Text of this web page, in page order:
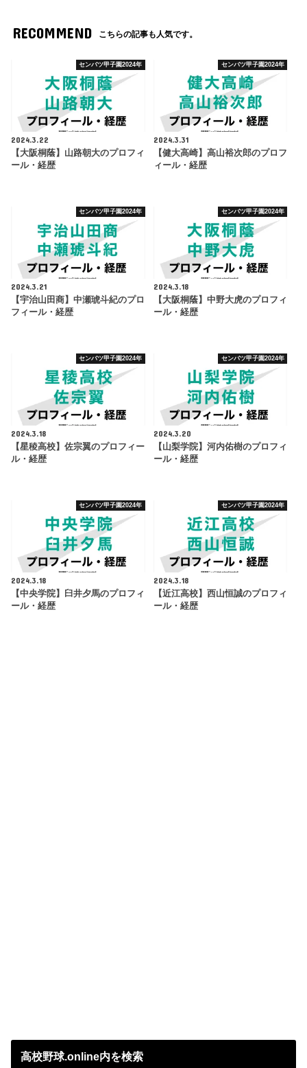
RECOMMEND こちらの記事も人気です。
センバツ甲子園2024年
2024.3.22
【大阪桐蔭】山路朝大のプロフィ
ール・経歴
センバツ甲子園2024年
2024.3.31
【健大高崎】高山裕次郎のプロフ
ィール・経歴
センバツ甲子園2024年
2024.3.21
【宇治山田商】中瀬琥斗紀のプロ
フィール・経歴
センバツ甲子園2024年
2024.3.18
【大阪桐蔭】中野大虎のプロフィ
ール・経歴
センバツ甲子園2024年
2024.3.18
【星稜高校】佐宗翼のプロフィー
ル・経歴
センバツ甲子園2024年
2024.3.20
【山梨学院】河内佑樹のプロフィ
ール・経歴
センバツ甲子園2024年
2024.3.18
【中央学院】臼井夕馬のプロフィ
ール・経歴
センバツ甲子園2024年
2024.3.18
【近江高校】西山恒誠のプロフィ
ール・経歴
高校野球.online内を検索